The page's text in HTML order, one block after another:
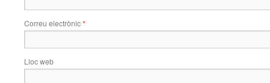
Correu electrònic*
Lloc web